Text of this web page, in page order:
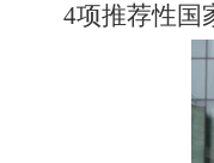
4项推荐性国